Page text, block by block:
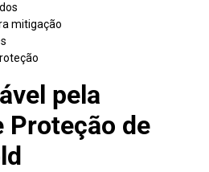
mitigação
pela
Proteção de